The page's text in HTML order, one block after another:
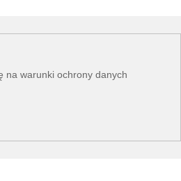
nawarunki ochrony danych